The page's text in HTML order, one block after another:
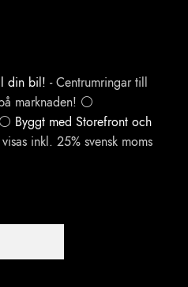
din bil! - Centrumringar till
marknaden! ⚪
Byggt med Storefront och
inkl. 25% svensk moms